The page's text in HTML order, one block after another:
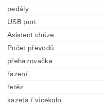
pedály
USB port
Asistent chůze
Počet převodů
přehazovačka
řazení
řetěz
kazeta / vícekolo